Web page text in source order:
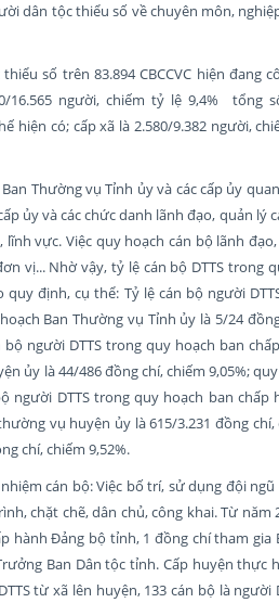
dân tộc thiểu số về chuyên môn,
số trên 83.894 CBCCVC hiện đang
16.565 người, chiếm tỷ lệ 9,4% tổng
hiện có; cấp xã là 2.580/9.382 người,
Thường vụ Tỉnh ủy và các cấp ủy
ủy và các chức danh lãnh đạo, quản lý
vực. Việc quy hoạch cán bộ lãnh
vị... Nhờ vậy, tỷ lệ cán bộ DTTS
định, cụ thể: Tỷ lệ cán bộ người
Ban Thường vụ Tỉnh ủy là 5/24
người DTTS trong quy hoạch ban
ủy là 44/486 đồng chí, chiếm 9,05%;
người DTTS trong quy hoạch ban
vụ huyện ủy là 615/3.231 đồng
chí, chiếm 9,52%.
cán bộ: Việc bố trí, sử dụng đội
chặt chẽ, dân chủ, công khai. Từ năm
hành Đảng bộ tỉnh, 1 đồng chí tham
Ban Dân tộc tỉnh. Cấp huyện thực
từ xã lên huyện, 133 cán bộ là